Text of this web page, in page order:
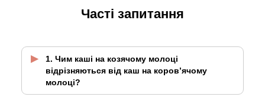
Часті запитання
1. Чим каші на козячому молоці
відрізняються від каш на коров’ячому
молоці?